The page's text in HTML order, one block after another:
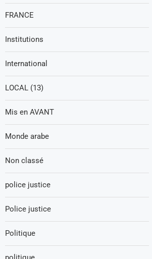
FRANCE
Institutions
International
LOCAL (13)
Mis en AVANT
Monde arabe
Non classé
police justice
Police justice
Politique